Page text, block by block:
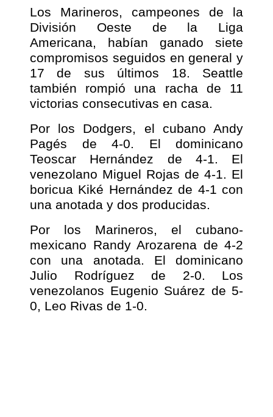
Los Marineros, campeones de la
División Oeste de la Liga
Americana, habían ganado siete
compromisos seguidos en general y
17 de sus últimos 18. Seattle
también rompió una racha de 11
victorias consecutivas en casa.
Por los Dodgers, el cubano Andy
Pagés de 4-0. El dominicano
Teoscar Hernández de 4-1. El
venezolano Miguel Rojas de 4-1. El
boricua Kiké Hernández de 4-1 con
una anotada y dos producidas.
Por los Marineros, el cubano-
mexicano Randy Arozarena de 4-2
con una anotada. El dominicano
Julio Rodríguez de 2-0. Los
venezolanos Eugenio Suárez de 5-
0, Leo Rivas de 1-0.